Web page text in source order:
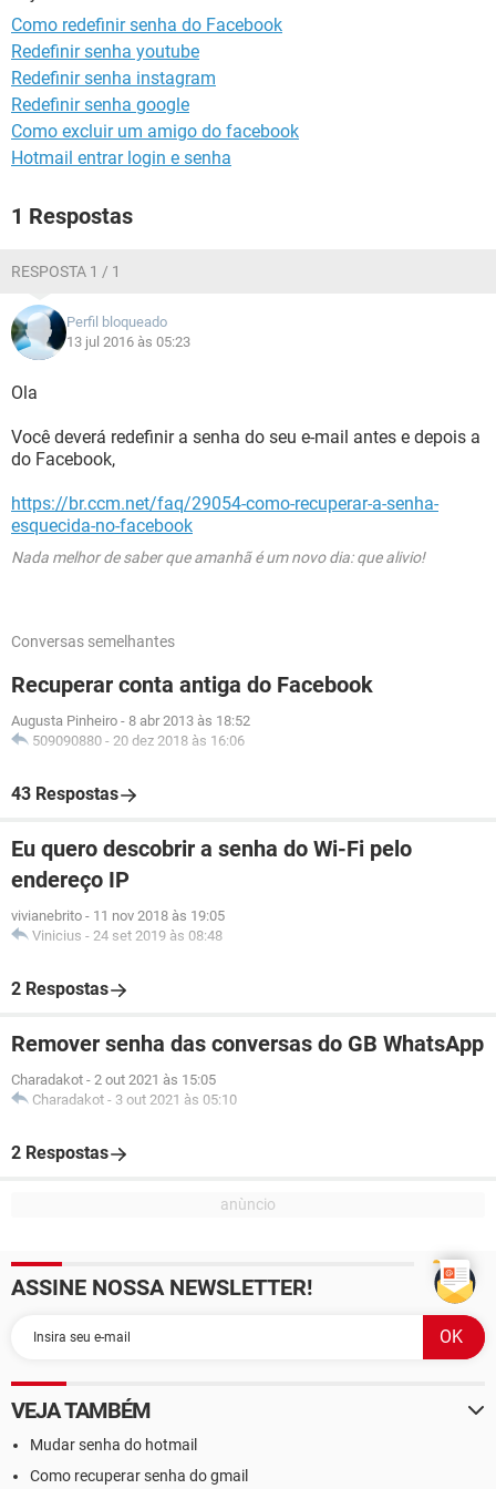
GUIA DE COMPRAS
Como redefinir senha do Facebook
Redefinir senha youtube
Redefinir senha instagram
Redefinir senha google
Como excluir um amigo do facebook
Hotmail entrar login e senha
1 Respostas
RESPOSTA 1 / 1
Perfil bloqueado
13 jul 2016 às 05:23
Ola
Você deverá redefinir a senha do seu e-mail antes e depois a
do Facebook,
https://br.ccm.net/faq/29054-como-recuperar-a-senha-
esquecida-no-facebook
Nada melhor de saber que amanhã é um novo dia: que alivio!
Conversas semelhantes
Recuperar conta antiga do Facebook
Augusta Pinheiro - 8 abr 2013 às 18:52
509090880 - 20 dez 2018 às 16:06
43 Respostas
Eu quero descobrir a senha do Wi-Fi pelo
endereço IP
vivianebrito - 11 nov 2018 às 19:05
Vinicius - 24 set 2019 às 08:48
2 Respostas
Remover senha das conversas do GB WhatsApp
Charadakot - 2 out 2021 às 15:05
Charadakot - 3 out 2021 às 05:10
2 Respostas
ASSINE NOSSA NEWSLETTER!
VEJA TAMBÉM
Mudar senha do hotmail
Como recuperar senha do gmail